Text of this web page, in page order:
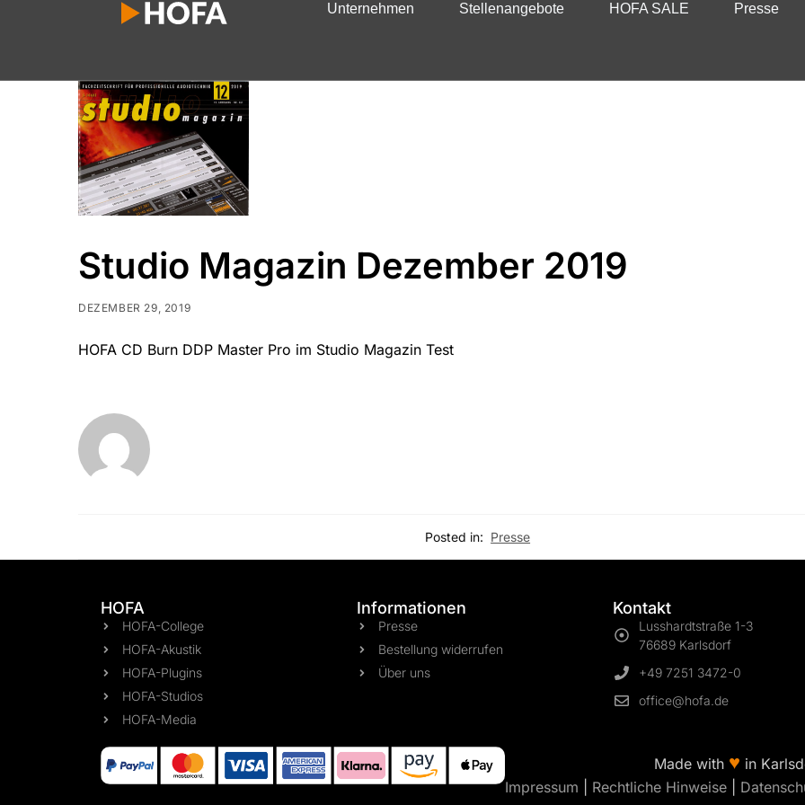
Unternehmen Stellenangebote HOFA SALE Presse
Studio Magazin Dezember 2019
DEZEMBER 29, 2019
HOFA CD Burn DDP Master Pro im Studio Magazin Test
Posted in: Presse
HOFA
HOFA-College
HOFA-Akustik
HOFA-Plugins
HOFA-Studios
HOFA-Media
Informationen
Presse
Bestellung widerrufen
Über uns
Kontakt
Lusshardtstraße 1-3
76689 Karlsdorf
+49 7251 3472-0
office@hofa.de
Made with ♥ in
Impressum
Rechtliche Hinweise